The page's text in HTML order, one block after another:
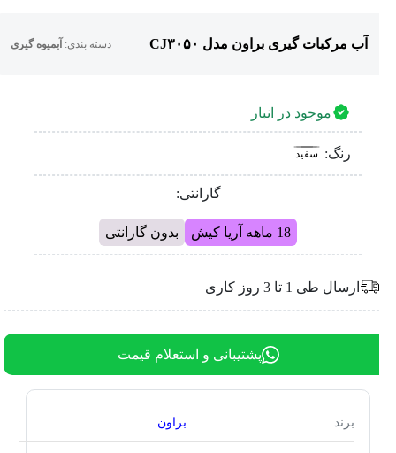
آب مرکبات گیری براون مدل CJ۳۰۵۰ دسته بندی:آبمیوه گیری
موجود در انبار
رنگ: سفید
گارانتی:
بدون گارانتی
ارسال طی 1 تا 3 روز کاری
پشتیبانی و استعلام قیمت
برند براون